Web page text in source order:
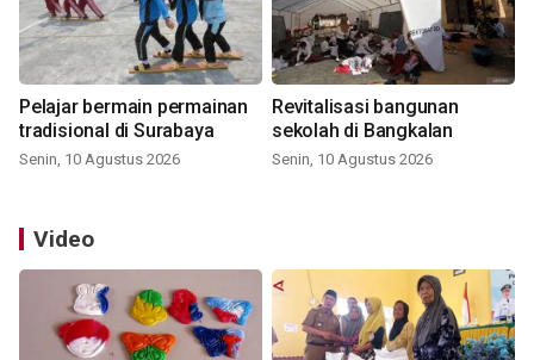
Pelajar bermain permainan
tradisional di Surabaya
Senin, 10 Agustus 2026
Revitalisasi bangunan
sekolah di Bangkalan
Senin, 10 Agustus 2026
Video